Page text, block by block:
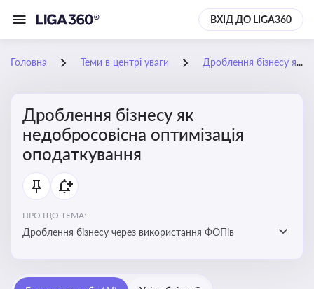
ВХІД ДО LIGA360
Головна Теми в центрі уваги Дроблення бізнесу як недобросовісна оптимізація оподаткування
Дроблення бізнесу як
недобросовісна оптимізація
оподаткування
ПРО ЩО ТЕМА:
Дроблення бізнесу через використання ФОПів